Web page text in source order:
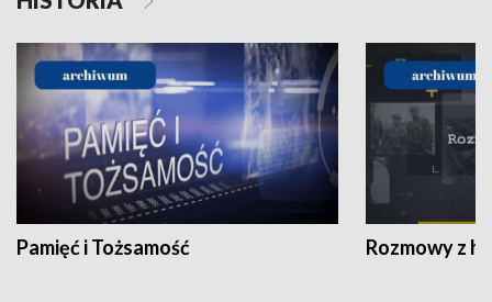
Pamięć i Tożsamość Rozmowy z